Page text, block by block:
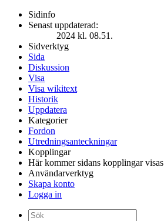
Sidinfo
Senast uppdaterad:
2024 kl. 08.51.
Sidverktyg
Sida
Diskussion
Visa
Visa wikitext
Historik
Uppdatera
Kategorier
Fordon
Utredningsanteckningar
Kopplingar
Här kommer sidans kopplingar visas
Användarverktyg
Skapa konto
Logga in